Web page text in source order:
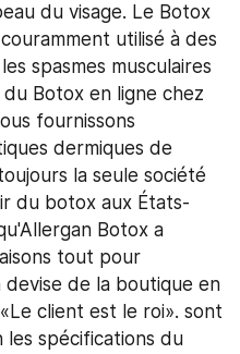
du visage. Le Botox
utilisé à des
spasmes musculaires
Botox en ligne chez
fournissons
dermiques de
la seule société
du botox aux États-
Botox a
tout pour
devise de la boutique en
client est le roi». sont
spécifications du